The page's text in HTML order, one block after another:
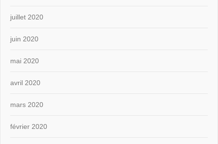
juillet 2020
juin 2020
mai 2020
avril 2020
mars 2020
février 2020